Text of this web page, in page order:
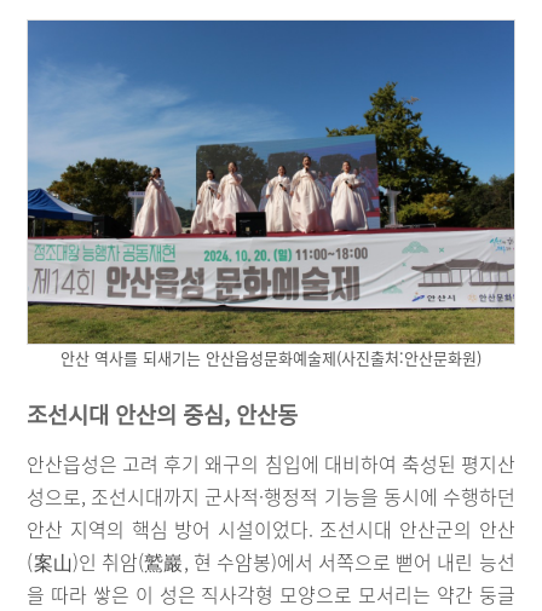
안산 역사를 되새기는 안산읍성문화예술제(사진출처:안산문화원)
조선시대 안산의 중심, 안산동
안산읍성은 고려 후기 왜구의 침입에 대비하여 축성된 평지산
성으로, 조선시대까지 군사적·행정적 기능을 동시에 수행하던
안산 지역의 핵심 방어 시설이었다. 조선시대 안산군의 안산
(案山)인 취암(鷲巖, 현 수암봉)에서 서쪽으로 뻗어 내린 능선
을 따라 쌓은 이 성은 직사각형 모양으로 모서리는 약간 둥글